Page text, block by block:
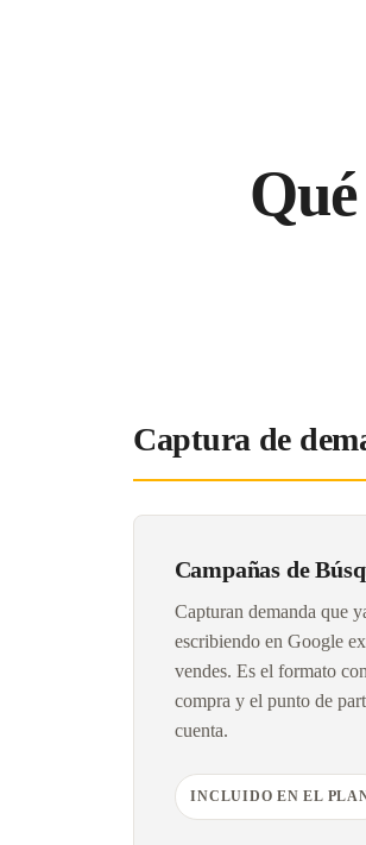
Captura de
Campañas de
Capturan demanda que
escribiendo en Google
vendes. Es el formato
compra y el punto de
cuenta.
INCLUIDO EN EL